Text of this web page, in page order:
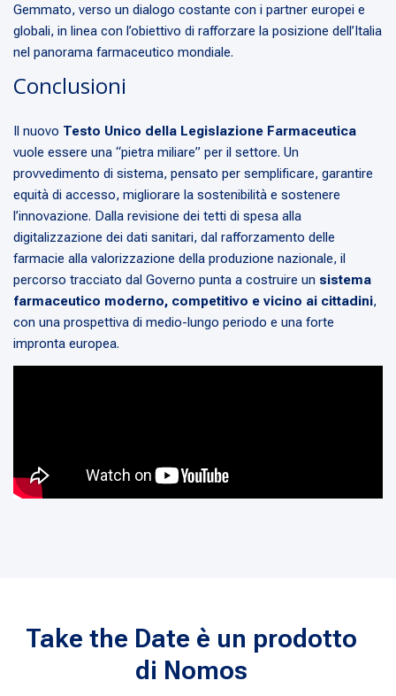
Gemmato, verso un dialogo costante con i partner europei e
globali, in linea con l’obiettivo di rafforzare la posizione dell’Italia
nel panorama farmaceutico mondiale.
Conclusioni
Il nuovo Testo Unico della Legislazione Farmaceutica
vuole essere una “pietra miliare” per il settore. Un
provvedimento di sistema, pensato per semplificare, garantire
equità di accesso, migliorare la sostenibilità e sostenere
l’innovazione. Dalla revisione dei tetti di spesa alla
digitalizzazione dei dati sanitari, dal rafforzamento delle
farmacie alla valorizzazione della produzione nazionale, il
percorso tracciato dal Governo punta a costruire un sistema
farmaceutico moderno, competitivo e vicino ai cittadini,
con una prospettiva di medio-lungo periodo e una forte
impronta europea.
Take the Date è un prodotto
di Nomos